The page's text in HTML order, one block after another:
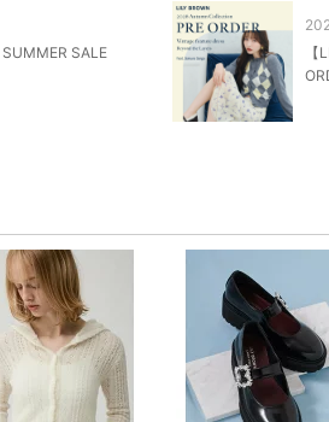
SUMMER SALE